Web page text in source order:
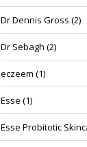
Dr Dennis Gross (2)
Dr Sebagh (2)
eczeem (1)
Esse (1)
Esse Probitotic